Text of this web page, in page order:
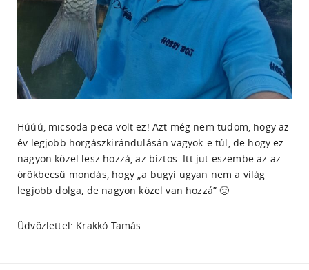
Húúú, micsoda peca volt ez! Azt még nem tudom, hogy az
év legjobb horgászkirándulásán vagyok-e túl, de hogy ez
nagyon közel lesz hozzá, az biztos. Itt jut eszembe az az
örökbecsű mondás, hogy „a bugyi ugyan nem a világ
legjobb dolga, de nagyon közel van hozzá” 🙂
Üdvözlettel: Krakkó Tamás